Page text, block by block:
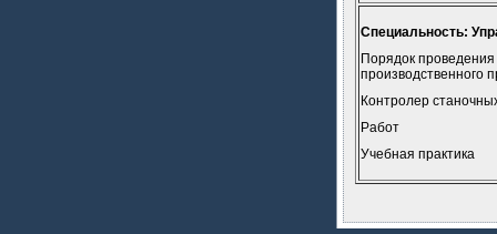
Специальность:
Порядок проведения
производственного
Контролер
Работ
Учебная практика